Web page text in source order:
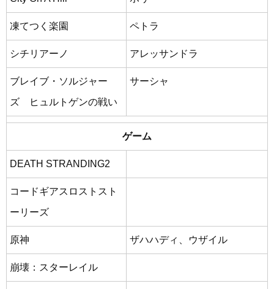
凍てつく楽園 ペトラ
シチリアーノ アレッサンドラ
ブレイブ・ソルジャー
ズ ヒュルトゲンの戦い
サーシャ
ゲーム
DEATH STRANDING2
コードギアスロストスト
ーリーズ
原神 ザハハディ、ウザイル
崩壊：スターレイル